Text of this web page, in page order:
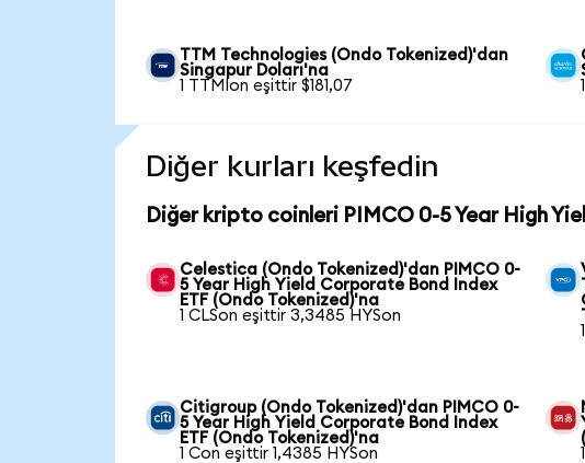
TTM Technologies (Ondo Tokenized)'dan
Singapur Doları'na
1 TTMIon eşittir $181,07
Diğer kurları keşfedin
Diğer kripto coinleri PIMCO 0-5 Year High
Celestica (Ondo Tokenized)'dan PIMCO 0-
5 Year High Yield Corporate Bond Index
ETF (Ondo Tokenized)'na
1 CLSon eşittir 3,3485 HYSon
Citigroup (Ondo Tokenized)'dan PIMCO 0-
5 Year High Yield Corporate Bond Index
ETF (Ondo Tokenized)'na
1 Con eşittir 1,4385 HYSon